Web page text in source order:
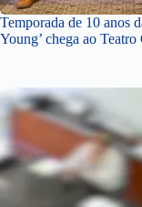
Temporada de 10 anos
Young’ chega ao